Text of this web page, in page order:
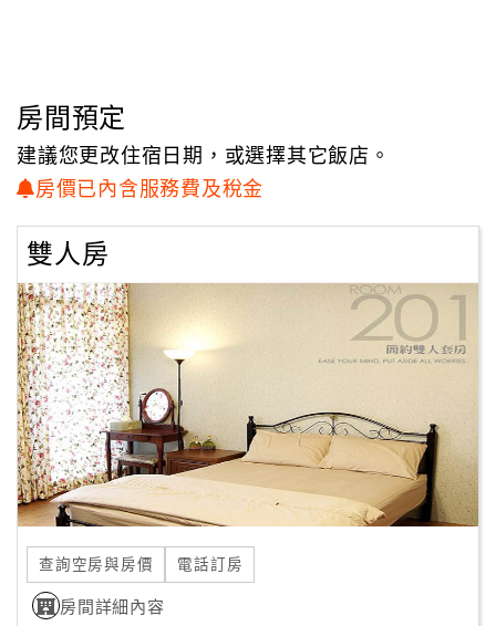
地
圖
顧
務
顧
客
滿
意
度
訂
單
管
理
房間預定
建議您更改住宿日期，或選擇其它飯店。
房價已內含服務費及稅金
雙人房
查詢空房與房價 電話訂房
房間詳細內容